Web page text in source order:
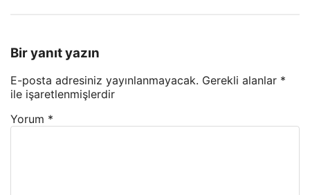
Bir yanıt yazın
E-posta adresiniz yayınlanmayacak. Gerekli alanlar *
ile işaretlenmişlerdir
Yorum *